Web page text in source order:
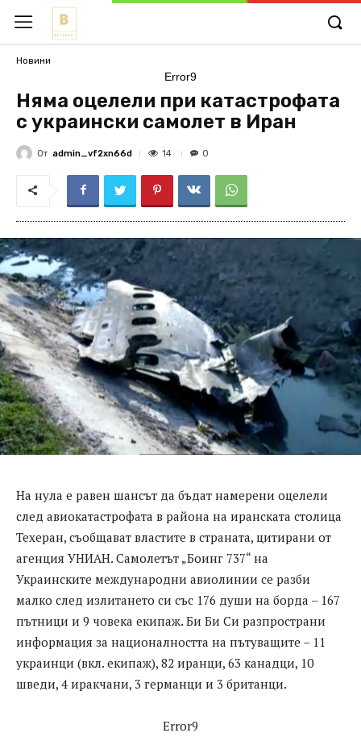
Новини
Error9
Няма оцелели при катастрофата
с украински самолет в Иран
От admin_vf2xn66d 14 0
На нула е равен шансът да бъдат намерени оцелели
след авиокатастрофата в района на иранската столица
Техеран, съобщават властите в страната, цитирани от
агенция УНИАН. Самолетът „Боинг 737“ на
Украинските международни авиолинии се разби
малко след излитането си със 176 души на борда – 167
пътници и 9 човека екипаж. Би Би Си разпространи
информация за националността на пътуващите – 11
украинци (вкл. екипаж), 82 иранци, 63 канадци, 10
шведи, 4 иракчани, 3 германци и 3 британци.
Error9